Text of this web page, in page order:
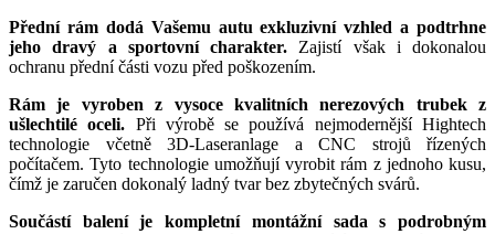
Přední rám dodá Vašemu autu exkluzivní vzhled a podtrhne
jeho dravý a sportovní charakter. Zajistí však i dokonalou
ochranu přední části vozu před poškozením.
Rám je vyroben z vysoce kvalitních nerezových trubek z
ušlechtilé oceli. Při výrobě se používá nejmodernější Hightech
technologie včetně 3D-Laseranlage a CNC strojů řízených
počítačem. Tyto technologie umožňují vyrobit rám z jednoho kusu,
čímž je zaručen dokonalý ladný tvar bez zbytečných svárů.
Součástí balení je kompletní montážní sada s podrobným